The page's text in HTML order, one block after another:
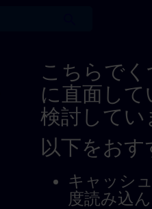
こちらで
に直面し
検討してい
以下をおす
キャッシ
度読み込